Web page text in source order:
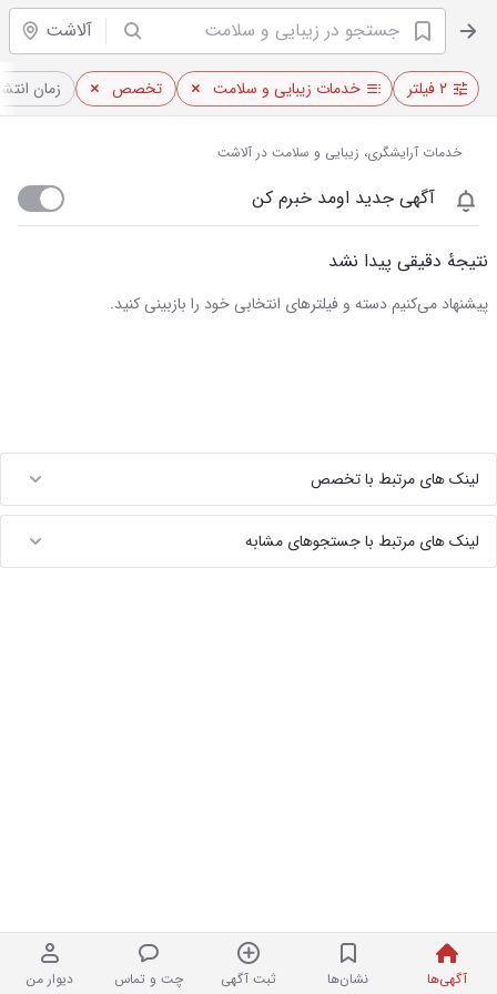
آلاشت
آگهی‌ها نشان‌ها ثبت آگهی چت و تماس دیوار من
۲ فیلتر خدمات زیبایی و سلامت تخصص زمان
خدمات آرایشگری، زیبایی و سلامت در آلاشت
آگهی جدید اومد خبرم کن
نتیجهٔ دقیقی پیدا نشد
پیشنهاد می‌کنیم دسته و فیلترهای انتخابی خود را بازبینی کنید.
لینک های مرتبط با تخصص
لینک های مرتبط با جستجوهای مشابه